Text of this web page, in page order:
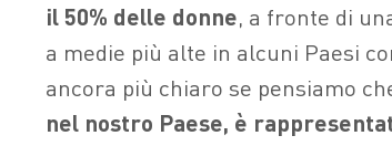
il 50% delle donne, a fronte di
a medie più alte in alcuni Paesi
ancora più chiaro se pensiamo
nel nostro Paese, è